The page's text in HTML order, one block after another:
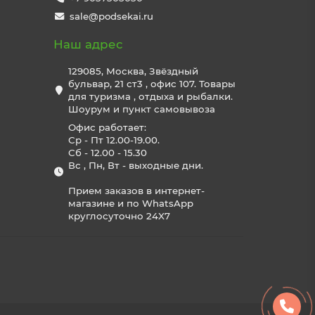
sale@podsekai.ru
Наш адрес
129085, Москва, Звёздный
бульвар, 21 ст3 , офис 107. Товары
для туризма , отдыха и рыбалки.
Шоурум и пункт самовывоза
Офис работает:
Ср - Пт 12.00-19.00.
Сб - 12.00 - 15.30
Вс , Пн, Вт - выходные дни.
Прием заказов в интернет-
магазине и по WhatsApp
круглосуточно 24X7